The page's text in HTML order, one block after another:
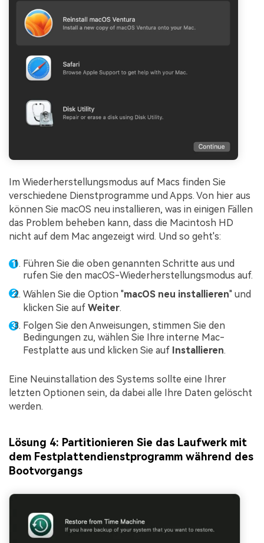
Im Wiederherstellungsmodus auf Macs finden Sie
verschiedene Dienstprogramme und Apps. Von hier aus
können Sie macOS neu installieren, was in einigen Fällen
das Problem beheben kann, dass die Macintosh HD
nicht auf dem Mac angezeigt wird. Und so geht's:
Führen Sie die oben genannten Schritte aus und
rufen Sie den macOS-Wiederherstellungsmodus auf.
Wählen Sie die Option "macOS neu installieren" und
klicken Sie auf Weiter.
Folgen Sie den Anweisungen, stimmen Sie den
Bedingungen zu, wählen Sie Ihre interne Mac-
Festplatte aus und klicken Sie auf Installieren.
Eine Neuinstallation des Systems sollte eine Ihrer
letzten Optionen sein, da dabei alle Ihre Daten gelöscht
werden.
Lösung 4: Partitionieren Sie das Laufwerk mit
dem Festplattendienstprogramm während des
Bootvorgangs